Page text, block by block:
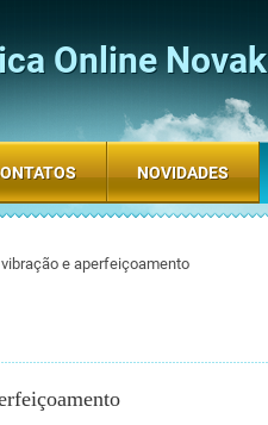
Online Novak
e aperfeiçoamento
NOVIDADES